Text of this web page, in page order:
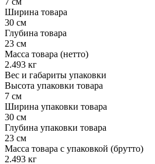
Ширина товара
30 см
Глубина товара
23 см
Масса товара (нетто)
2.493 кг
Вес и габариты упаковки
Высота упаковки товара
7 см
Ширина упаковки товара
30 см
Глубина упаковки товара
23 см
Масса товара с упаковкой (брутто)
2.493 кг